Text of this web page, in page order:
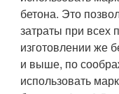
бетона. Это
затраты при всех
изготовлении же
и выше, по
использовать